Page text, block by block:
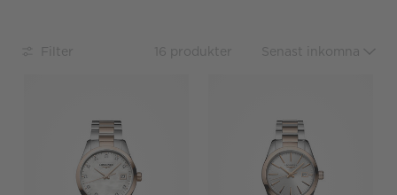
Filter 16 produkter